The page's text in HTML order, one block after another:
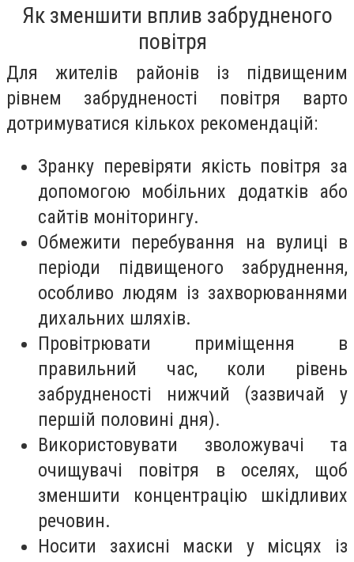
Як зменшити вплив забрудненого
повітря
Для жителів районів із підвищеним
рівнем забрудненості повітря варто
дотримуватися кількох рекомендацій:
Зранку перевіряти якість повітря за
допомогою мобільних додатків або
сайтів моніторингу.
Обмежити перебування на вулиці в
періоди підвищеного забруднення,
особливо людям із захворюваннями
дихальних шляхів.
Провітрювати приміщення в
правильний час, коли рівень
забрудненості нижчий (зазвичай у
першій половині дня).
Використовувати зволожувачі та
очищувачі повітря в оселях, щоб
зменшити концентрацію шкідливих
речовин.
Носити захисні маски у місцях із